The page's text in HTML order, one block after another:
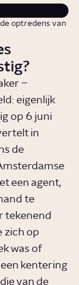
optredens van
–
eigenlijk
op 6 juni
in
de
een agent,
te
tekenend
zich op
was of
kentering
van de